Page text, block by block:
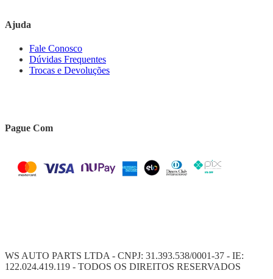
Ajuda
Fale Conosco
Dúvidas Frequentes
Trocas e Devoluções
Pague Com
WS AUTO PARTS LTDA - CNPJ: 31.393.538/0001-37 - IE:
122.024.419.119 - TODOS OS DIREITOS RESERVADOS